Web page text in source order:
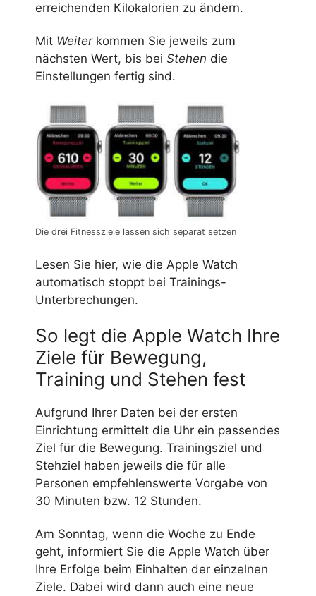
erreichenden Kilokalorien zu ändern.
Mit Weiterkommen Sie jeweils zum
nächsten Wert, bis bei Stehen die
Einstellungen fertig sind.
Die drei Fitnessziele lassen sich separat setzen
Lesen Sie hier, wie die Apple Watch
automatisch stoppt bei Trainings-
Unterbrechungen.
So legt die Apple Watch Ihre
Ziele für Bewegung,
Training und Stehen fest
Aufgrund Ihrer Daten bei der ersten
Einrichtung ermittelt die Uhr ein passendes
Ziel für die Bewegung. Trainingsziel und
Stehziel haben jeweils die für alle
Personen empfehlenswerte Vorgabe von
30 Minuten bzw. 12 Stunden.
Am Sonntag, wenn die Woche zu Ende
geht, informiert Sie die Apple Watch über
Ihre Erfolge beim Einhalten der einzelnen
Ziele. Dabei wird dann auch eine neue